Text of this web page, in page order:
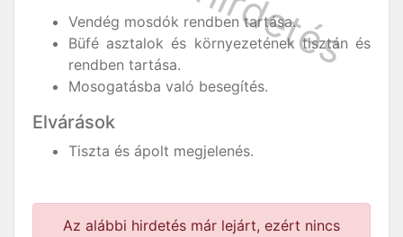
Vendég mosdók rendben tartása.
Büfé asztalok és környezetének tisztán és
rendben tartása.
Mosogatásba való besegítés.
Elvárások
Tiszta és ápolt megjelenés.
Az alábbi hirdetés már lejárt, ezért nincs